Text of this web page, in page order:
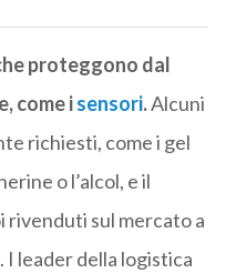
proteggono dal
come isensori.Alcuni
richiesti, come i gel
o l’alcol, e il
sul mercato a
leader della logistica